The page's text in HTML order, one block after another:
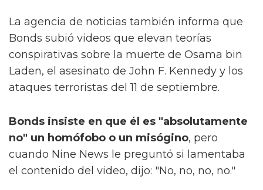
La agencia de noticias también informa que
Bonds subió videos que elevan teorías
conspirativas sobre la muerte de Osama bin
Laden, el asesinato de John F. Kennedy y los
ataques terroristas del 11 de septiembre.
Bonds insiste en que él es "absolutamente
no" un homófobo o un misógino, pero
cuando Nine News le preguntó si lamentaba
el contenido del video, dijo: "No, no, no, no."